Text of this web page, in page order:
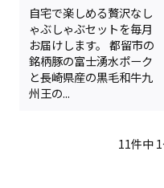
自宅で楽しめる贅沢なし
ゃぶしゃぶセットを毎月
お届けします。 都留市の
銘柄豚の富士湧水ポーク
と長崎県産の黒毛和牛九
州王の...
11件中